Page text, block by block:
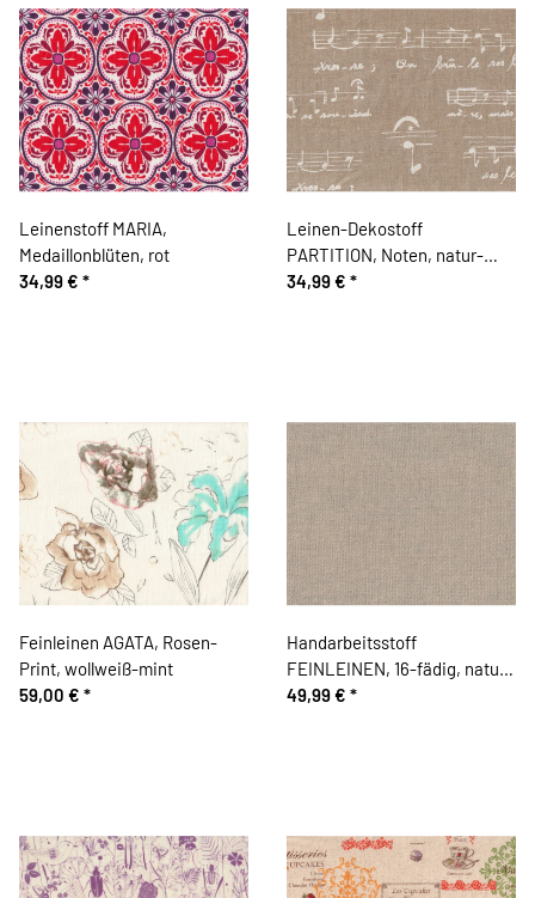
Leinenstoff MARIA,
Medaillonblüten, rot
34,99 € *
Leinen-Dekostoff
PARTITION, Noten, natur-
weiß
34,99 € *
Feinleinen AGATA, Rosen-
Print, wollweiß-mint
59,00 € *
Handarbeitsstoff
FEINLEINEN, 16-fädig, natur,
Übelhör
49,99 € *